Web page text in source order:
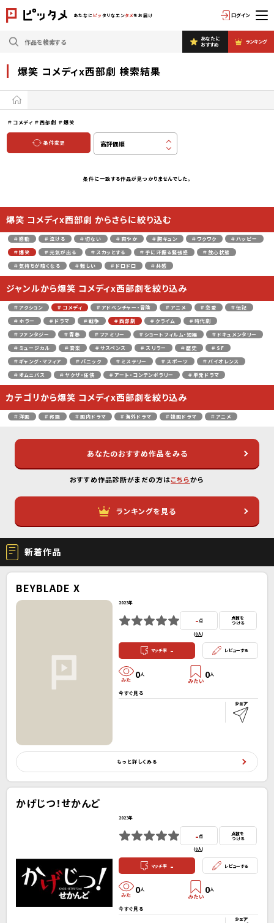
あたなに ピッ タリなエンタメをお届け ログイン
あなたに
おすすめ
ランキング
爆笑 コメディx西部劇 検索結果
＃コメディ ＃西部劇 ＃爆笑
条件変更
条件に一致する作品が見つかりませんでした。
爆笑 コメディx西部劇 からさらに絞り込む
＃感動 ＃泣ける ＃切ない ＃爽やか ＃胸キュン ＃ワクワク
＃ハッピー
＃爆笑
＃元気が出る ＃スカッとする ＃手に汗握る緊張感
＃放心状態
＃気持ちが暗くなる
＃難しい ＃ドロドロ ＃共感
ジャンルから爆笑 コメディx西部劇を絞り込み
＃アクション ＃コメディ ＃アドベンチャー・冒険 ＃アニメ ＃恋愛
＃伝記
＃ホラー
＃ドラマ ＃戦争 ＃西部劇 ＃クライム
＃時代劇
＃ファンタジー
＃青春 ＃ファミリー ＃ショートフィルム・短編
＃ドキュメンタリー
＃ミュージカル
＃音楽 ＃サスペンス ＃スリラー ＃歴史
＃SF
＃ギャング・マフィア
＃パニック ＃ミステリー ＃スポーツ
＃バイオレンス
＃オムニバス
＃ヤクザ・任侠 ＃アート・コンテンポラリー ＃単発ドラマ
カテゴリから爆笑 コメディx西部劇を絞り込み
＃洋画 ＃邦画 ＃国内ドラマ ＃海外ドラマ ＃韓国ドラマ ＃アニメ
あなたのおすすめ作品をみる
おすすめ作品診断がまだの方はこちらから
ランキングを見る
新着作品
BEYBLADE X
2023年
-点
(0人）
点数を
つける
マッチ率 - レビューする
0人 0人
今すぐ見る
もっと詳しくみる
かげじつ！せかんど
2023年
- 点
(0人）
点数を
つける
マッチ率 - レビューする
0人 0人
今すぐ見る